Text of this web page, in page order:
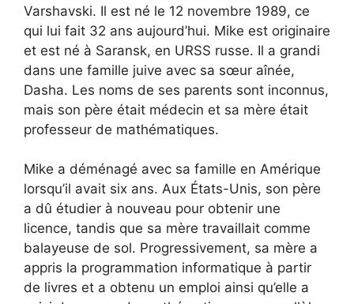
Varshavski. Il est né le 12 novembre 1989, ce
qui lui fait 32 ans aujourd’hui. Mike est originaire
et est né à Saransk, en URSS russe. Il a grandi
dans une famille juive avec sa sœur aînée,
Dasha. Les noms de ses parents sont inconnus,
mais son père était médecin et sa mère était
professeur de mathématiques.
Mike a déménagé avec sa famille en Amérique
lorsqu’il avait six ans. Aux États-Unis, son père
a dû étudier à nouveau pour obtenir une
licence, tandis que sa mère travaillait comme
balayeuse de sol. Progressivement, sa mère a
appris la programmation informatique à partir
de livres et a obtenu un emploi ainsi qu’elle a